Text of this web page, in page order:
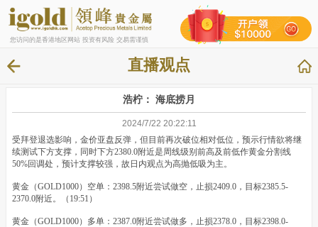
您访问的是香港地区网站 投资有风险 交易需谨慎
直播观点
浩柠： 海底捞月
2024/7/22 20:22:11
受拜登退选影响，金价亚盘反弹，但目前再次破位相对低位，预示行情欲将继
续测试下方支撑，同时下方2380.0附近是周线级别前高及前低作黄金分割线
50%回调处，预计支撑较强，故日内观点为高抛低吸为主。
黄金（GOLD1000）空单：2398.5附近尝试做空，止损2409.0，目标2385.5-
2370.0附近。（19:51）
黄金（GOLD1000）多单：2387.0附近尝试做多，止损2378.0，目标2398.0-